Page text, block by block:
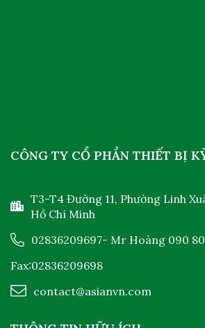
CÔNG TY CỔ PHẦN THIẾT BỊ
T3-T4 Đường 11, Phường Linh
Hồ Chí Minh
02836209697- Mr Hoàng 090
Fax:02836209698
contact@asianvn.com